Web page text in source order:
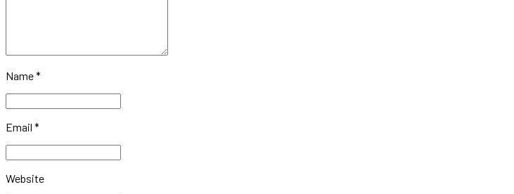
Name *
Email *
Website